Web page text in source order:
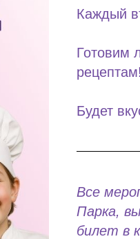
Каждый
Готовим
рецептам!
Будет
Все
Парка,
билет в